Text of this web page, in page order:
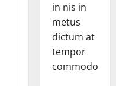
in nis in
metus
dictum at
tempor
commodo.